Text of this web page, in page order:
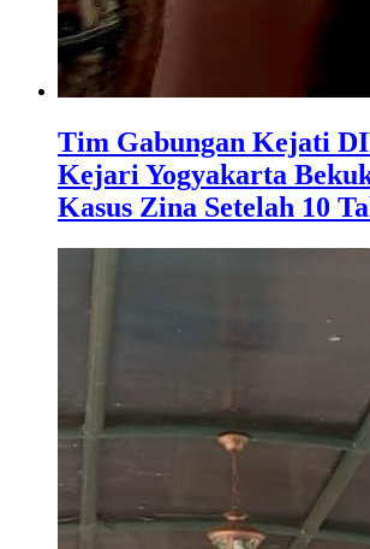
Tim Gabungan Kejati
Kejari Yogyakarta
Kasus Zina Setelah 10